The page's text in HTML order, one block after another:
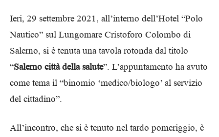
Ieri, 29 settembre 2021, all’interno dell’Hotel “Polo
Nautico” sul Lungomare Cristoforo Colombo di
Salerno, si è tenuta una tavola rotonda dal titolo
“Salerno città della salute”. L’appuntamento ha avuto
come tema il “binomio ‘medico/biologo’ al servizio
del cittadino”.
All’incontro, che si è tenuto nel tardo pomeriggio, è